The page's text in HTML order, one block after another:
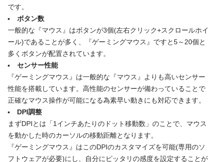
です。
ボタン数
一般的な『マウス』はボタンが3個(左右クリック+スクロールホイ
ール)であることが多く、『ゲーミングマウス』ですと5～20個と
多くボタンが配置されています。
センサー性能
『ゲーミングマウス』は一般的な『マウス』よりも高いセンサー
性能を搭載しています。高性能のセンサーが備わっていることで
正確なマウス操作が可能になる為素早い動きにも対応できます。
DPI調整
まずDPIとは「1インチあたりのドット移動数」のことで、マウス
を動かした時のカーソルの移動距離となります。
『ゲーミングマウス』はこのDPIのカスタマイズを可能(専用のソ
フトウェアが必要)にし、自分にピッタリの感度を設定することが